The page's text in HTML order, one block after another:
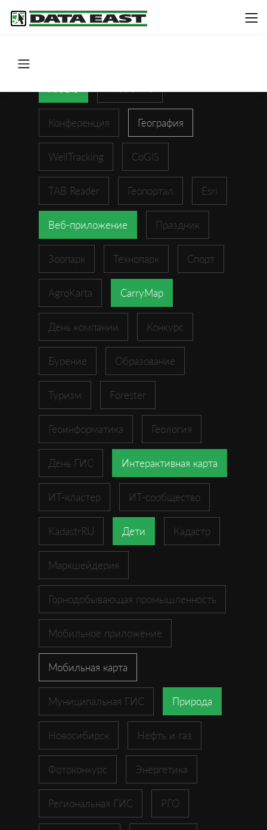
Конференция География
WellTracking CoGIS
TAB Reader Геопортал Esri
Веб-приложение Праздник
Зоопарк Технопарк Спорт
AgroKarta CarryMap
День компании Конкурс
Бурение Образование
Туризм Forester
Геоинформатика Геология
День ГИС Интерактивная карта
ИТ-кластер ИТ-сообщество
KadastrRU Дети Кадастр
Маркшейдерия
Горнодобывающая промышленность
Мобильное приложение
Мобильная карта
Муниципальная ГИС Природа
Новосибирск Нефть и газ
Фотоконкурс Энергетика
Региональная ГИС РГО